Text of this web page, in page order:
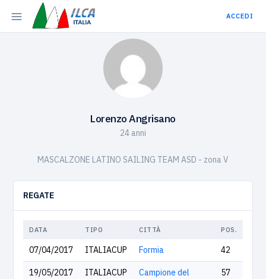
ACCEDI
Lorenzo Angrisano
24 anni
MASCALZONE LATINO SAILING TEAM ASD - zona V
REGATE
DATA TIPO CITTÀ POS.
07/04/2017 ITALIACUP Formia 42
19/05/2017 ITALIACUP
Campione del
57